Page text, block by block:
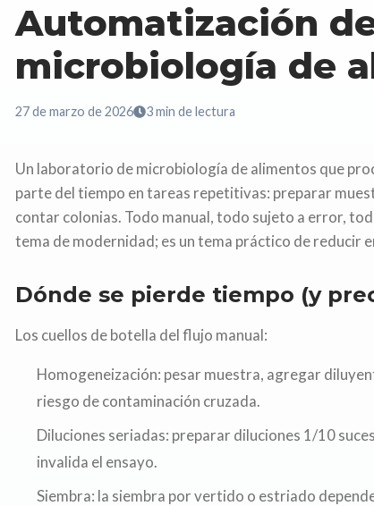
Automatización
microbiología de
27 de marzo de 2026 3min de lectura
Un laboratorio de microbiología de alimentos que
parte del tiempo en tareas repetitivas: preparar
contar colonias. Todo manual, todo sujeto a error,
tema de modernidad; es un tema práctico de reducir
Dónde se pierde tiempo (y
Los cuellos de botella del flujo manual:
Homogeneización: pesar muestra, agregar
riesgo de contaminación cruzada.
Diluciones seriadas: preparar diluciones 1/10
invalida el ensayo.
Siembra: la siembra por vertido o estriado